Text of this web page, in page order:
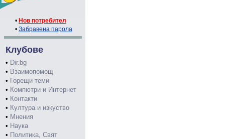
• Нов потребител
• Забравена парола
Клубове
• Dir.bg
• Взаимопомощ
• Горещи теми
• Компютри и Интернет
• Контакти
• Култура и изкуство
• Мнения
• Наука
• Политика, Свят